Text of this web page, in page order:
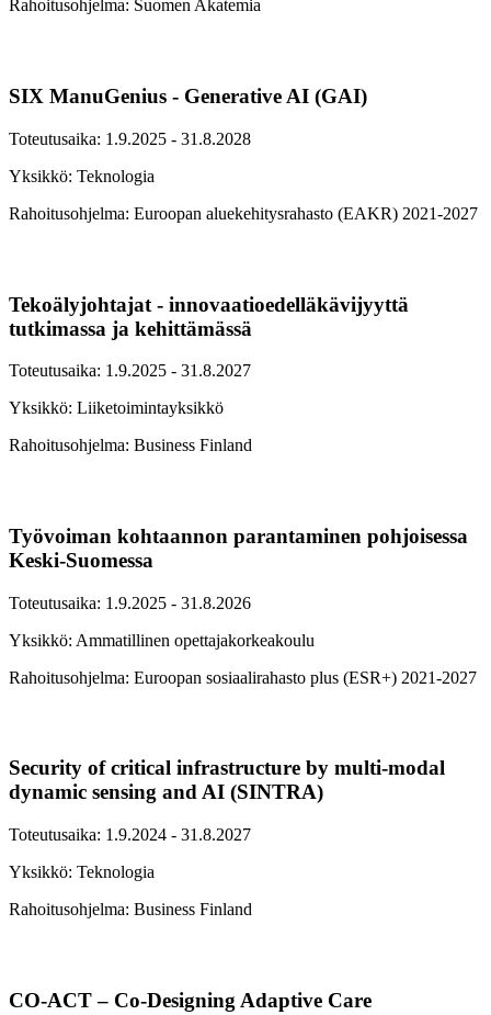
Rahoitusohjelma: Suomen Akatemia
SIX ManuGenius - Generative AI (GAI)
Toteutusaika: 1.9.2025 - 31.8.2028
Yksikkö: Teknologia
Rahoitusohjelma: Euroopan aluekehitysrahasto (EAKR) 2021-2027
Tekoälyjohtajat - innovaatioedelläkävijyyttä
tutkimassa ja kehittämässä
Toteutusaika: 1.9.2025 - 31.8.2027
Yksikkö: Liiketoimintayksikkö
Rahoitusohjelma: Business Finland
Työvoiman kohtaannon parantaminen pohjoisessa
Keski-Suomessa
Toteutusaika: 1.9.2025 - 31.8.2026
Yksikkö: Ammatillinen opettajakorkeakoulu
Rahoitusohjelma: Euroopan sosiaalirahasto plus (ESR+) 2021-2027
Security of critical infrastructure by multi-modal
dynamic sensing and AI (SINTRA)
Toteutusaika: 1.9.2024 - 31.8.2027
Yksikkö: Teknologia
Rahoitusohjelma: Business Finland
CO-ACT – Co-Designing Adaptive Care